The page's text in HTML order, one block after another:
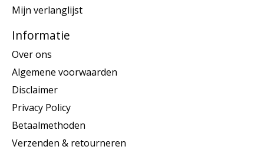
Mijn verlanglijst
Informatie
Over ons
Algemene voorwaarden
Disclaimer
Privacy Policy
Betaalmethoden
Verzenden & retourneren